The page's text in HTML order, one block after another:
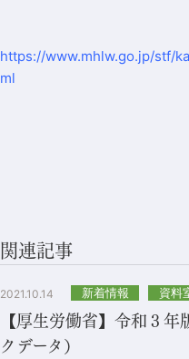
https://www.mhlw.go.jp/stf/
ml
関連記事
2021.10.14 新着情報 資料
【厚生労働省】令和３
クデータ）